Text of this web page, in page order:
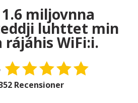
miljovnna
luhttet min
rájáhis WiFi:i.
Recensioner